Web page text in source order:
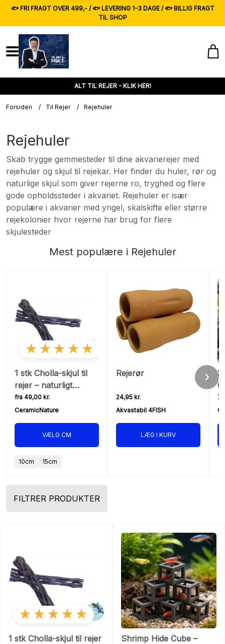
🐟 FRI FRAGT OVER 499,- / 🐟 LEVERING 1-3 DAGE / 🐟 BILLIG FRAGT
TIL SHOP
ALT TIL REJER - KLIK HER!
Forsiden / Til Rejer / Rejehuler
Rejehuler
Skab trygge gemmesteder til dine akvarierejer med
rejehuler og skjul til rejekar. Her finder du huler, rør og
naturlige skjul som giver rejerne ro, tryghed og flere
gode opholdssteder i akvariet. Rejehuler er især
populære i akvarier med yngel, skalskifte eller større
rejekolonier hvor rejerne har brug for flere
skjulesteder
Mest populære i Rejehuler
★★★★★
1 stk Cholla-skjul til
rejer – naturligt
kaktustræ med
næring og
gemmesteder
fra 49,00 kr.
CeramicNature
VÆLG CM
10cm 15cm
Rejerør
24,95 kr.
Akvastabil 4FISH
LÆG I KURV
3
FILTRER PRODUKTER
★★★★★
1 stk Cholla-skjul til rejer
Shrimp Hide Cube –